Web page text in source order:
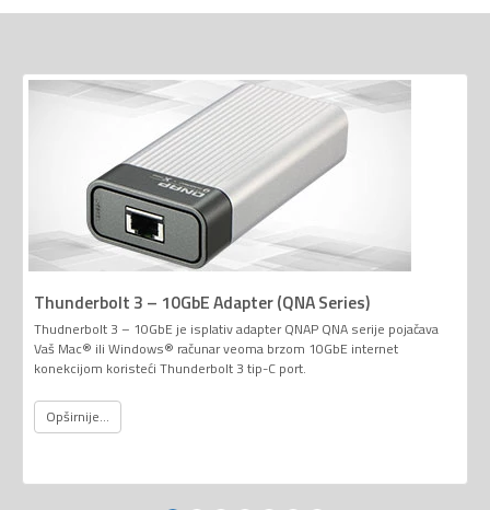
Thunderbolt 3 – 10GbE Adapter (QNA Series)
Thudnerbolt 3 – 10GbE je isplativ adapter QNAP QNA serije pojačava
Vaš Mac® ili Windows® računar veoma brzom 10GbE internet
konekcijom koristeći Thunderbolt 3 tip-C port.
Opširnije...